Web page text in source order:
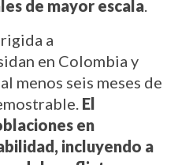
de mayor escala
a
en Colombia y
menos seis meses de
El
en
incluyendo a